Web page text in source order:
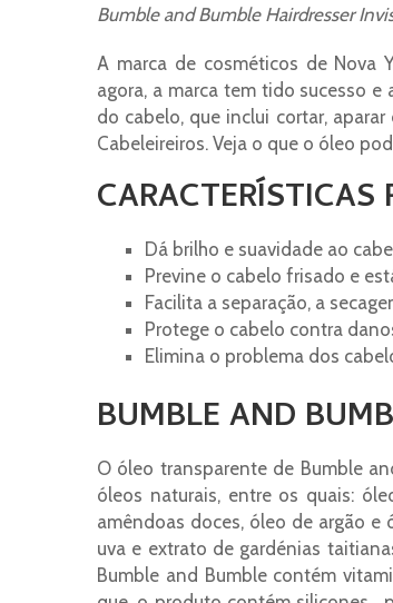
Bumble and Bumble Hairdresser
A marca de cosméticos de Nova
agora, a marca tem tido sucesso
do cabelo, que inclui cortar,
Cabeleireiros. Veja o que o óleo
CARACTERÍSTICAS
Dá brilho e suavidade ao
Previne o cabelo frisado e
Facilita a separação, a
Protege o cabelo contra
Elimina o problema dos
BUMBLE AND
O óleo transparente de Bumble
óleos naturais, entre os quais:
amêndoas doces, óleo de argão
uva e extrato de gardénias
Bumble and Bumble contém